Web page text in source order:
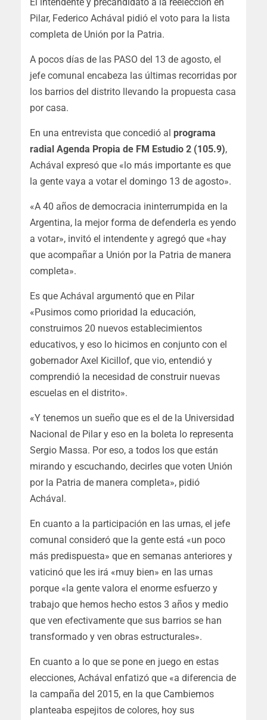
Pilar, Federico Achával pidió el voto para la lista
completa de Unión por la Patria.
A pocos días de las PASO del 13 de agosto, el
jefe comunal encabeza las últimas recorridas por
los barrios del distrito llevando la propuesta casa
por casa.
En una entrevista que concedió al programa
radial Agenda Propia de FM Estudio 2 (105.9),
Achával expresó que «lo más importante es que
la gente vaya a votar el domingo 13 de agosto».
«A 40 años de democracia ininterrumpida en la
Argentina, la mejor forma de defenderla es yendo
a votar», invitó el intendente y agregó que «hay
que acompañar a Unión por la Patria de manera
completa».
Es que Achával argumentó que en Pilar
«Pusimos como prioridad la educación,
construimos 20 nuevos establecimientos
educativos, y eso lo hicimos en conjunto con el
gobernador Axel Kicillof, que vio, entendió y
comprendió la necesidad de construir nuevas
escuelas en el distrito».
«Y tenemos un sueño que es el de la Universidad
Nacional de Pilar y eso en la boleta lo representa
Sergio Massa. Por eso, a todos los que están
mirando y escuchando, decirles que voten Unión
por la Patria de manera completa», pidió
Achával.
En cuanto a la participación en las urnas, el jefe
comunal consideró que la gente está «un poco
más predispuesta» que en semanas anteriores y
vaticinó que les irá «muy bien» en las urnas
porque «la gente valora el enorme esfuerzo y
trabajo que hemos hecho estos 3 años y medio
que ven efectivamente que sus barrios se han
transformado y ven obras estructurales».
En cuanto a lo que se pone en juego en estas
elecciones, Achával enfatizó que «a diferencia de
la campaña del 2015, en la que Cambiemos
planteaba espejitos de colores, hoy sus